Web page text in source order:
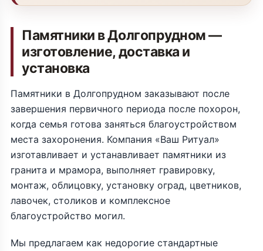
Памятники в Долгопрудном —
изготовление, доставка и
установка
Памятники в Долгопрудном заказывают после
завершения первичного периода после похорон,
когда семья готова заняться благоустройством
места захоронения. Компания «Ваш Ритуал»
изготавливает и устанавливает памятники из
гранита и мрамора, выполняет гравировку,
монтаж, облицовку, установку оград, цветников,
лавочек, столиков и комплексное
благоустройство могил.
Мы предлагаем как недорогие стандартные